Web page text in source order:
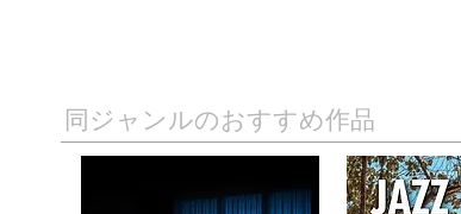
​同ジャンルのおすすめ作品